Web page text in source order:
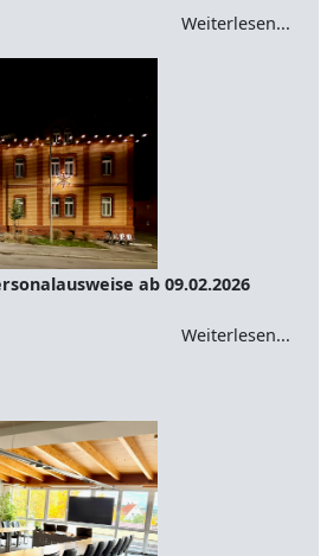
Weiterlesen...
ab 09.02.2026
Weiterlesen...